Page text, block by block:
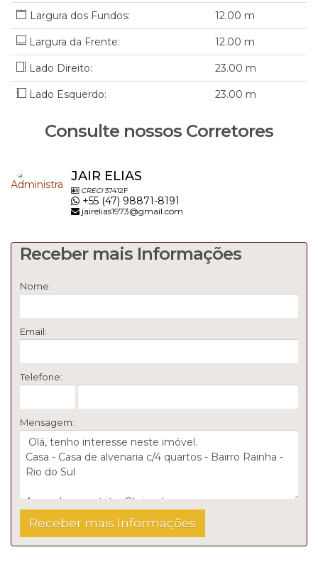
WhatsApp 47 3300-1861
www.jairimobiliaria.com.br.
12.00 m
Largura da Frente: 12.00 m
Lado Direito: 23.00 m
Lado Esquerdo: 23.00 m
Consulte nossos Corretores
JAIR ELIAS
CRECI37412F
+55 (47) 98871-8191
jairelias1973@gmail.com
Receber mais Informações
Nome:
Email:
Telefone:
Mensagem: